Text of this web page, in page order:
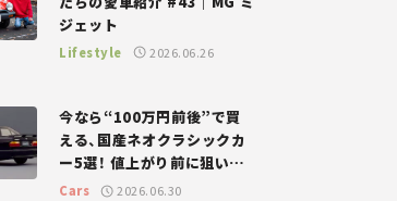
ジェット
Lifestyle 2026.06.26
今なら“100万円前後”で買
える、国産ネオクラシックカ
ー5選！ 値上がり前に狙いた
い、中古車探しをお手伝い――ち
Cars 2026.06.30